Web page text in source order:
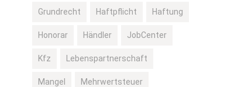
Grundrecht Haftpflicht Haftung
Honorar Händler JobCenter
Kfz Lebenspartnerschaft
Mangel Mehrwertsteuer